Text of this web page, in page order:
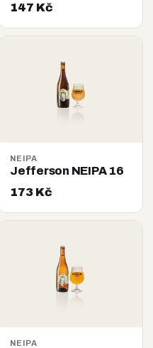
147 Kč
NEIPA
Jefferson NEIPA 16
173 Kč
NEIPA